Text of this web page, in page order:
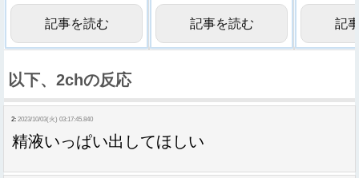
記事を読む 記事を読む
像】
記
以下、2chの反応
2: 2023/10/03(火) 03:17:45.840
精液いっぱい出してほしい